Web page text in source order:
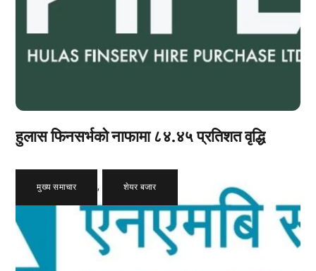
हुलास फिनसर्भको नाफामा ८४.४५ प्रतिशत वृद्धि
मुख्य समाचार , शेयर बजार